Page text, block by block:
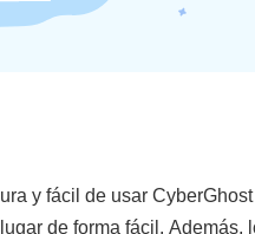
y fácil de usar
de forma fácil.